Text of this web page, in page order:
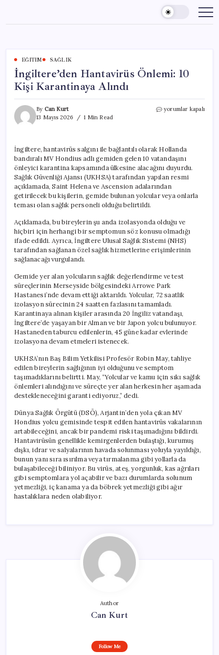
content
EĞITIM SAĞLIK
İngiltere’den Hantavirüs Önlemi: 10
Kişi Karantinaya Alındı
By Can Kurt
13 Mayıs 2026
1 Min Read
İngiltere’den
Karantinaya
Alındı
için
yorumlar kapalı
İngiltere, hantavirüs salgını ile bağlantılı olarak Hollanda
bandıralı MV Hondius adlı gemiden gelen 10 vatandaşını
önleyici karantina kapsamında ülkesine alacağını duyurdu.
Sağlık Güvenliği Ajansı (UKHSA) tarafından yapılan resmi
açıklamada, Saint Helena ve Ascension adalarından
getirilecek bu kişilerin, gemide bulunan yolcular veya onlarla
teması olan sağlık personeli olduğu belirtildi.
Açıklamada, bu bireylerin şu anda izolasyonda olduğu ve
hiçbiri için herhangi bir semptomun söz konusu olmadığı
ifade edildi. Ayrıca, İngiltere Ulusal Sağlık Sistemi (NHS)
tarafından sağlanan özel sağlık hizmetlerine erişimlerinin
sağlanacağı vurgulandı.
Gemide yer alan yolcuların sağlık değerlendirme ve test
süreçlerinin Merseyside bölgesindeki Arrowe Park
Hastanesi’nde devam ettiği aktarıldı. Yolcular, 72 saatlik
izolasyon sürecinin 24 saatten fazlasını tamamladı.
Karantinaya alınan kişiler arasında 20 İngiliz vatandaşı,
İngiltere’de yaşayan bir Alman ve bir Japon yolcu bulunuyor.
Hastaneden taburcu edilenlerin, 45 güne kadar evlerinde
izolasyona devam etmeleri istenecek.
UKHSA’nın Baş Bilim Yetkilisi Profesör Robin May, tahliye
edilen bireylerin sağlığının iyi olduğunu ve semptom
taşımadıklarını belirtti. May, “Yolcular ve kamu için sıkı sağlık
önlemleri alındığını ve süreçte yer alan herkesin her aşamada
destekleneceğini garanti ediyoruz,” dedi.
Dünya Sağlık Örgütü (DSÖ), Arjantin’den yola çıkan MV
Hondius yolcu gemisinde tespit edilen hantavirüs vakalarının
artabileceğini, ancak bir pandemi riski taşımadığını bildirdi.
Hantavirüsün genellikle kemirgenlerden bulaştığı, kurumuş
dışkı, idrar ve salyalarının havada solunması yoluyla yayıldığı,
bunun yanı sıra ısırılma veya tırmalanma gibi yollarla da
bulaşabileceği biliniyor. Bu virüs, ateş, yorgunluk, kas ağrıları
gibi semptomlara yol açabilir ve bazı durumlarda solunum
yetmezliği, iç kanama ya da böbrek yetmezliği gibi ağır
hastalıklara neden olabiliyor.
Author
Can Kurt
Follow Me